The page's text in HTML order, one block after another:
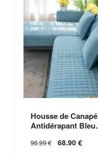
Housse de Canapé
Antidérapant Bleu
96.99€ 68.90 €